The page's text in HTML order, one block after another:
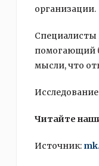
организации.
Специалисты
помогающий
мысли, что
Читайте
Источник: